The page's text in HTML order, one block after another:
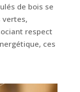
de bois se
vertes,
respect
ces